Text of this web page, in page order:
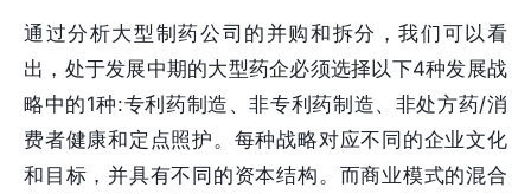
通过分析大型制药公司的并购和拆分，我们可以看
出，处于发展中期的大型药企必须选择以下4种发展战
略中的1种:专利药制造、非专利药制造、非处方药/消
费者健康和定点照护。每种战略对应不同的企业文化
和目标，并具有不同的资本结构。而商业模式的混合